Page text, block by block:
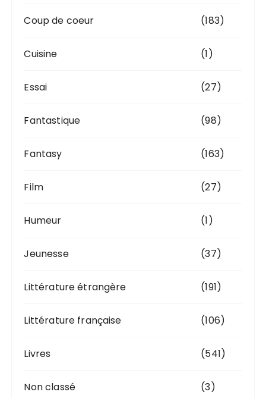
Coup de coeur (183)
Cuisine (1)
Essai (27)
Fantastique (98)
Fantasy (163)
Film (27)
Humeur (1)
Jeunesse (37)
Littérature étrangère (191)
Littérature française (106)
Livres (541)
Non classé (3)